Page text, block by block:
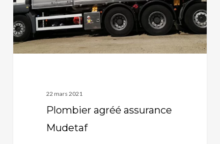
22 mars 2021
Plombier agréé assurance
Mudetaf